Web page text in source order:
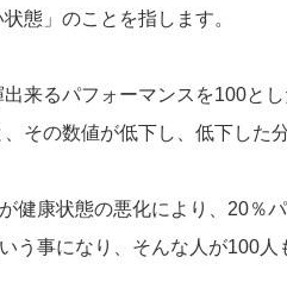
態」のことを指します。
来るパフォーマンスを100と
その数値が低下し、低下した
健康状態の悪化により、20％
う事になり、そんな人が100人